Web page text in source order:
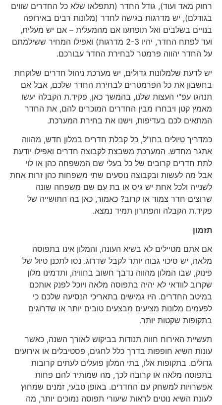
רחוק מאד ועוד), גודל החדר (תתפלאו שלא כל החדרים שווים
בגודלם), יש מדרגות בגישה לחדר (מלונות רבים באירופה
בנויים בשלבים ואל תופתעו אם מהמעלית – אם יש מעלית,
ועד לפתח החדר, יהיו 2-3 מדרגות) ואפילו המחיר ששילמתם
על החדר יהווה פרמטר לבחירת החדר עבורכם.
יש לדעת שלמלונות גדולים, יש מערכת ניהול חדרים שלוקחת
בחשבון את כל הפרמטרים לבחירת החדר שלכם, אבל אם
תנהגו עפ"י העצות שלנו, בהמשך כאן, פקיד.ת הקבלה יעשו
מאמץ קטן ויבחרו מבין החדרים המוכרים להם, את החדר
המתאים לכם בעדיפות, וישנו את בחירת המערכת.
כמדריך טיולים בחו"ל, כל קבלת חדרים במלון חדש, מהווה
אתגר מחדש. המערכת משבצת לקבוצה חדרים ואפילו יודעת
לתת חדרים קרובים של כל בעלי שם המשפחה כהן או לוי
אבל מה לעשות ובקבוצה נוסעים שתי משפחות כהן זרות אחת
לשנייה ולכל אחת יש גיס או בת עם שם משפחה שונה
שרוצים חדר צמוד או קרוב? כאמור, כאן בה התושייה של
פקיד.ת הקבלה והפתרון תמיד נמצא.
תזמון
אם אתם מטיילים לא בשיא העונה, והמלון אינו בתפוסה
מלאה, יש סיכוי גבוה יותר לקבל שדרוג. נסו לתכנן טיול של
פינוק, שבו המלון מהווה נדבך חשוב בחוויה, ותדמינו מלון
שקרוב לוודאי לא יהיה בתפוסה מלאה ויוכל לפנק אותכם
במיטב החדרים. היו גמישים בתאריכי הנסיעה שלכם כי
לפעמים מלונות מציעים מבצעים טובים יותר או שדרוגים
בתקופות שקטות יותר.
תעשיית האירוח חווה תנודות בביקוש לאורך השנה, כאשר
עונות השיא חופפות בדרך כלל לחגים, פסטיבלים או אירועים
גדולים. בתקופות אלו, בתי המלון פועלים לעתים קרובות
בתפוסה מלאה או קרובה לכך, מה שמותיר להם פחות
אפשרויות למשחק עם החדרים. באופן טבעי, זמנים שמחוץ
לעונת השיא נוטים לראות שיעורי תפוסה נמוכים יותר, מה